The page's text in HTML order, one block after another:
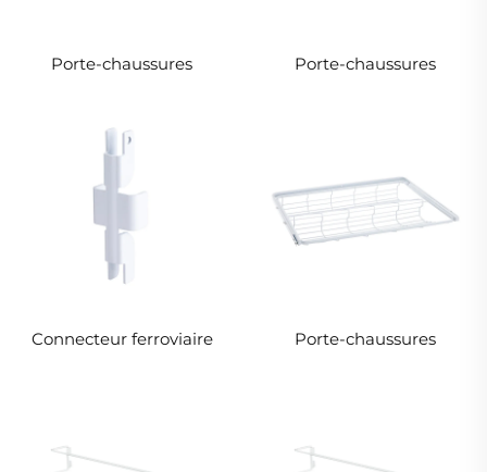
Porte-chaussures Porte-chaussures
Connecteur ferroviaire Porte-chaussures